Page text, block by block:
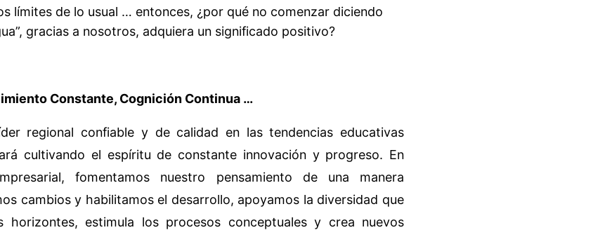
límites de lo usual … entonces, ¿por qué no comenzar diciendo
gracias a nosotros, adquiera un significado positivo?
Constante, Cognición Continua …
regional confiable y de calidad en las tendencias educativas
cultivando el espíritu de constante innovación y progreso. En
fomentamos nuestro pensamiento de una manera
cambios y habilitamos el desarrollo, apoyamos la diversidad que
horizontes, estimula los procesos conceptuales y crea nuevos